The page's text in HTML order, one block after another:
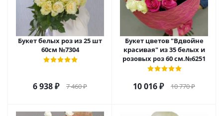
Букет белых роз из 25 шт
60см №7304
6 938₽ 7 460₽
Букет цветов "Вдвойне
красивая" из 35 белых и
розовых роз 60 см.№6251
10 016₽ 10 770₽